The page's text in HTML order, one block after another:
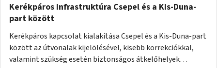
Kerékpáros infrastruktúra Csepel és a Kis-Duna-
part között
Kerékpáros kapcsolat kialakítása Csepel és a Kis-Duna-part
között az útvonalak kijelölésével, kisebb korrekciókkal,
valamint szükség esetén biztonságos átkelőhelyek